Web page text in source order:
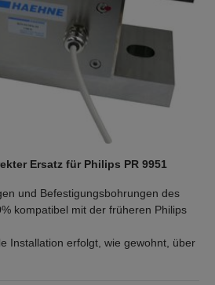
Ersatz für Philips PR 9951
und Befestigungsbohrungen des
kompatibel mit der früheren Philips
Installation erfolgt, wie gewohnt, über